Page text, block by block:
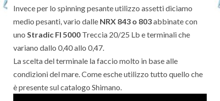
Invece per lo spinning pesante utilizzo assetti diciamo
medio pesanti, vario dalle NRX 843 o 803abbinate con
uno Stradic Fl 5000 Treccia 20/25 Lb e terminali che
variano dallo 0,40 allo 0,47.
La scelta del terminale la faccio molto in base alle
condizioni del mare. Come esche utilizzo tutto quello che
è presente sul catalogo Shimano.